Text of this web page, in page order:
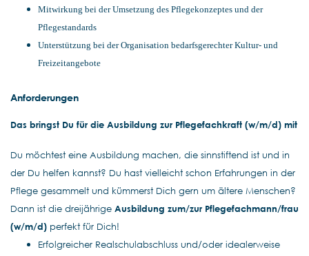
Mitwirkung bei der Umsetzung des Pflegekonzeptes und der
Pflegestandards
Unterstützung bei der Organisation bedarfsgerechter Kultur- und
Freizeitangebote
Anforderungen
Das bringst Du für die Ausbildung zur Pflegefachkraft (w/m/d) mit
Du möchtest eine Ausbildung machen, die sinnstiftend ist und in
der Du helfen kannst? Du hast vielleicht schon Erfahrungen in der
Pflege gesammelt und kümmerst Dich gern um ältere Menschen?
Dann ist die dreijährige Ausbildung zum/zur Pflegefachmann/frau
(w/m/d) perfekt für Dich!
Erfolgreicher Realschulabschluss und/oder idealerweise